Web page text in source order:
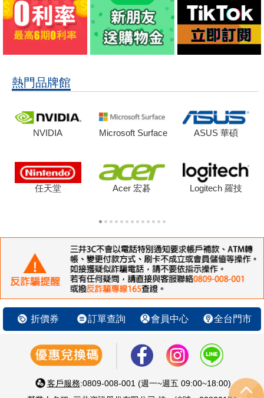
熱門品牌館
NVIDIA Microsoft Surface ASUS 華碩
任天堂 Acer 宏碁 Logitech 羅技
折價券 訂單查詢 會員中心 全台門市
客戶服務:0809-008-001 (週一~週五 09:00~18:00)